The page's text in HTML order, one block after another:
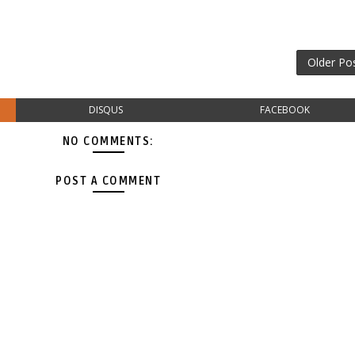
Older
DISQUS FACEBOOK
NO COMMENTS:
POST A COMMENT